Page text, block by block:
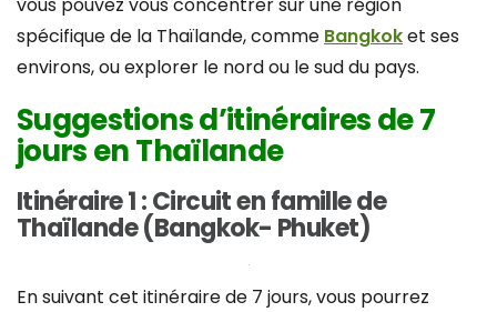
vous pouvez vous concentrer sur une région
spécifique de la Thaïlande, comme Bangkoket ses
environs, ou explorer le nord ou le sud du pays.
Suggestions d’itinéraires de 7
jours en Thaïlande
Itinéraire 1 : Circuit en famille de
Thaïlande (Bangkok- Phuket)
En suivant cet itinéraire de 7 jours, vous pourrez